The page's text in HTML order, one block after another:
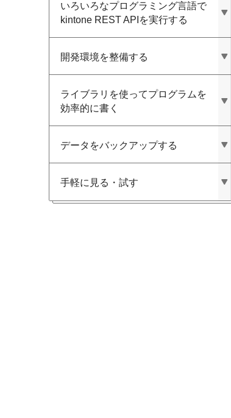
いろいろな​プログラミング言語で​
kintone REST APIを​実行する
開発環境を​整備する
ライブラリを​使って​プログラムを​
効率的に​書く
データを​バックアップする
手軽に​見る​・試す